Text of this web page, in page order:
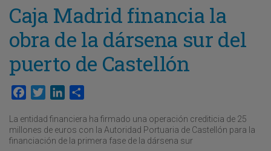
Caja Madrid financia la
obra de la dársena sur del
puerto de Castellón
Facebook
TwitterLinkedIn
La entidad financiera ha firmado una operación crediticia de 25
millones de euros con la Autoridad Portuaria de Castellón para la
financiación de la primera fase de la dársena sur